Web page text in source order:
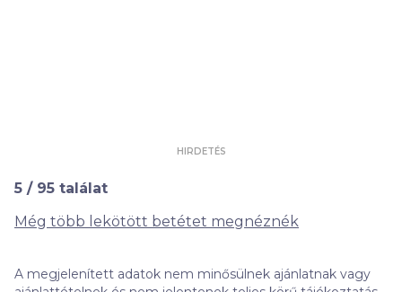
HIRDETÉS
5 / 95 találat
Még több lekötött betétet megnéznék
A megjelenített adatok nem minősülnek ajánlatnak vagy